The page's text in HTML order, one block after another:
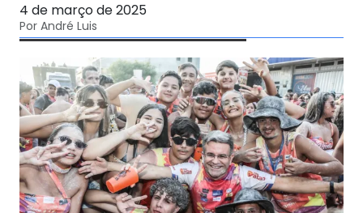
4 de março de 2025
Por André Luis